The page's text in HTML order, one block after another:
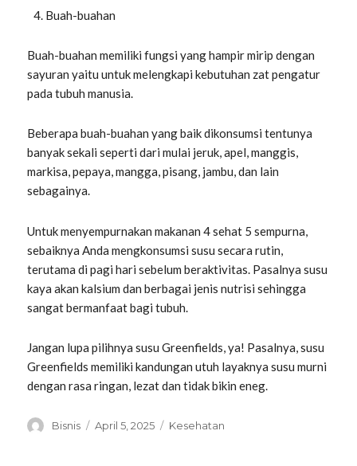
Buah-buahan
Buah-buahan memiliki fungsi yang hampir mirip dengan
sayuran yaitu untuk melengkapi kebutuhan zat pengatur
pada tubuh manusia.
Beberapa buah-buahan yang baik dikonsumsi tentunya
banyak sekali seperti dari mulai jeruk, apel, manggis,
markisa, pepaya, mangga, pisang, jambu, dan lain
sebagainya.
Untuk menyempurnakan makanan 4 sehat 5 sempurna,
sebaiknya Anda mengkonsumsi susu secara rutin,
terutama di pagi hari sebelum beraktivitas. Pasalnya susu
kaya akan kalsium dan berbagai jenis nutrisi sehingga
sangat bermanfaat bagi tubuh.
Jangan lupa pilihnya susu Greenfields, ya! Pasalnya, susu
Greenfields memiliki kandungan utuh layaknya susu murni
dengan rasa ringan, lezat dan tidak bikin eneg.
Penulis
Bisnis
Diposkan
April 5, 2025 Kategori
Kesehatan